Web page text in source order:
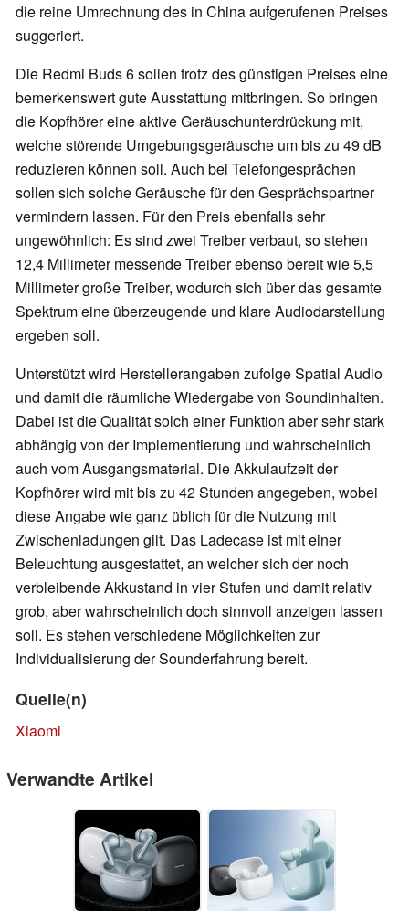
die reine Umrechnung des in China aufgerufenen Preises
suggeriert.
Die Redmi Buds 6 sollen trotz des günstigen Preises eine
bemerkenswert gute Ausstattung mitbringen. So bringen
die Kopfhörer eine aktive Geräuschunterdrückung mit,
welche störende Umgebungsgeräusche um bis zu 49 dB
reduzieren können soll. Auch bei Telefongesprächen
sollen sich solche Geräusche für den Gesprächspartner
vermindern lassen. Für den Preis ebenfalls sehr
ungewöhnlich: Es sind zwei Treiber verbaut, so stehen
12,4 Millimeter messende Treiber ebenso bereit wie 5,5
Millimeter große Treiber, wodurch sich über das gesamte
Spektrum eine überzeugende und klare Audiodarstellung
ergeben soll.
Unterstützt wird Herstellerangaben zufolge Spatial Audio
und damit die räumliche Wiedergabe von Soundinhalten.
Dabei ist die Qualität solch einer Funktion aber sehr stark
abhängig von der Implementierung und wahrscheinlich
auch vom Ausgangsmaterial. Die Akkulaufzeit der
Kopfhörer wird mit bis zu 42 Stunden angegeben, wobei
diese Angabe wie ganz üblich für die Nutzung mit
Zwischenladungen gilt. Das Ladecase ist mit einer
Beleuchtung ausgestattet, an welcher sich der noch
verbleibende Akkustand in vier Stufen und damit relativ
grob, aber wahrscheinlich doch sinnvoll anzeigen lassen
soll. Es stehen verschiedene Möglichkeiten zur
Individualisierung der Sounderfahrung bereit.
Quelle(n)
Xiaomi
Verwandte Artikel